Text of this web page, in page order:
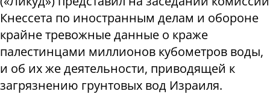
Кнессета по иностранным делам и обороне
крайне тревожные данные о краже
палестинцами миллионов кубометров воды,
и об их же деятельности, приводящей к
загрязнению грунтовых вод Израиля.